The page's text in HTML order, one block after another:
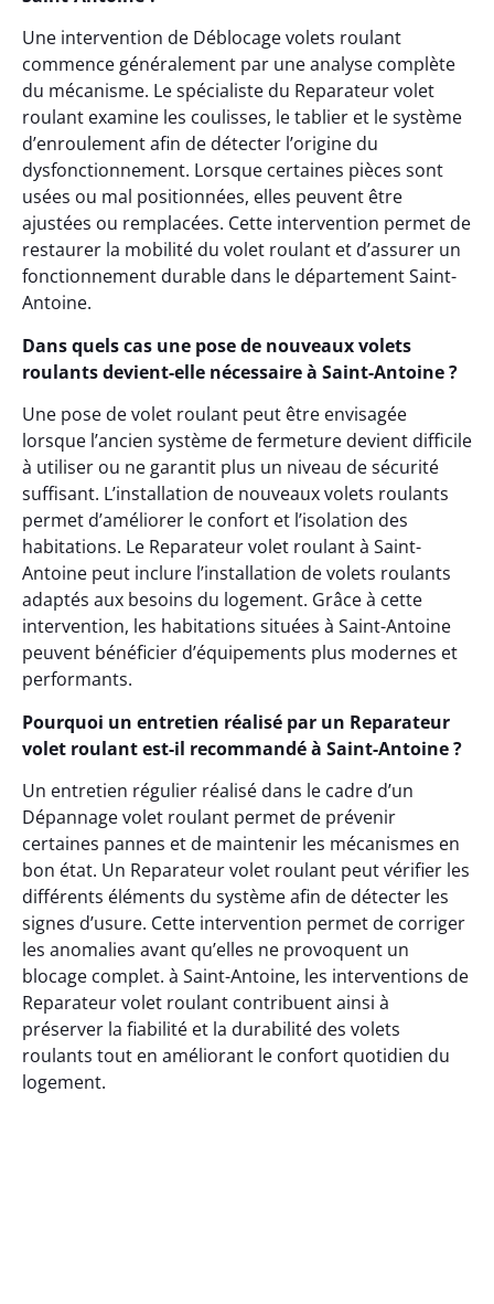
Une intervention de Déblocage volets roulant
commence généralement par une analyse complète
du mécanisme. Le spécialiste du Reparateur volet
roulant examine les coulisses, le tablier et le système
d’enroulement afin de détecter l’origine du
dysfonctionnement. Lorsque certaines pièces sont
usées ou mal positionnées, elles peuvent être
ajustées ou remplacées. Cette intervention permet de
restaurer la mobilité du volet roulant et d’assurer un
fonctionnement durable dans le département Saint-
Antoine.
Dans quels cas une pose de nouveaux volets
roulants devient-elle nécessaire à Saint-Antoine ?
Une pose de volet roulant peut être envisagée
lorsque l’ancien système de fermeture devient difficile
à utiliser ou ne garantit plus un niveau de sécurité
suffisant. L’installation de nouveaux volets roulants
permet d’améliorer le confort et l’isolation des
habitations. Le Reparateur volet roulant à Saint-
Antoine peut inclure l’installation de volets roulants
adaptés aux besoins du logement. Grâce à cette
intervention, les habitations situées à Saint-Antoine
peuvent bénéficier d’équipements plus modernes et
performants.
Pourquoi un entretien réalisé par un Reparateur
volet roulant est-il recommandé à Saint-Antoine ?
Un entretien régulier réalisé dans le cadre d’un
Dépannage volet roulant permet de prévenir
certaines pannes et de maintenir les mécanismes en
bon état. Un Reparateur volet roulant peut vérifier les
différents éléments du système afin de détecter les
signes d’usure. Cette intervention permet de corriger
les anomalies avant qu’elles ne provoquent un
blocage complet. à Saint-Antoine, les interventions de
Reparateur volet roulant contribuent ainsi à
préserver la fiabilité et la durabilité des volets
roulants tout en améliorant le confort quotidien du
logement.